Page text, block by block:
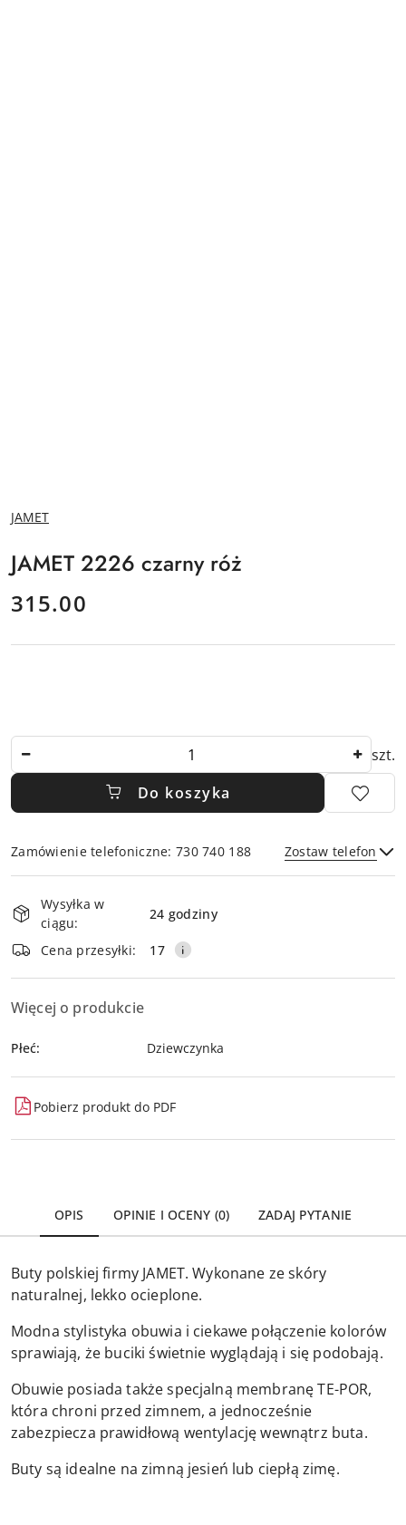
NAZWA
PRODUCENTA:
JAMET
JAMET 2226 czarny róż
cena:
315.00
szt.
Do koszyka
Zamówienie telefoniczne: 730 740 188 Zostaw telefon
i
dostawa
Wysyłka w
ciągu:
24 godziny
Cena przesyłki: 17
Więcej o produkcie
Płeć: Dziewczynka
Pobierz produkt do PDF
OPIS OPINIE I OCENY (0) ZADAJ PYTANIE
Buty polskiej firmy JAMET. Wykonane ze skóry
naturalnej, lekko ocieplone.
Modna stylistyka obuwia i ciekawe połączenie kolorów
sprawiają, że buciki świetnie wyglądają i się podobają.
Obuwie posiada także specjalną membranę TE-POR,
która chroni przed zimnem, a jednocześnie
zabezpiecza prawidłową wentylację wewnątrz buta.
Buty są idealne na zimną jesień lub ciepłą zimę.